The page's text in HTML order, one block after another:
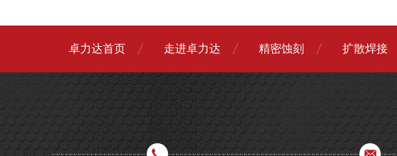
卓力达首页 走进卓力达 精密蚀刻 扩散焊接